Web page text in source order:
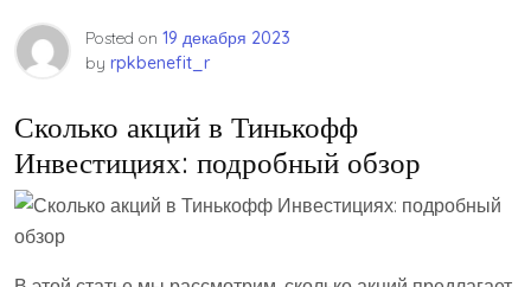
Posted on 19 декабря 2023
by rpkbenefit_r
Сколько акций в Тинькофф
Инвестициях: подробный обзор